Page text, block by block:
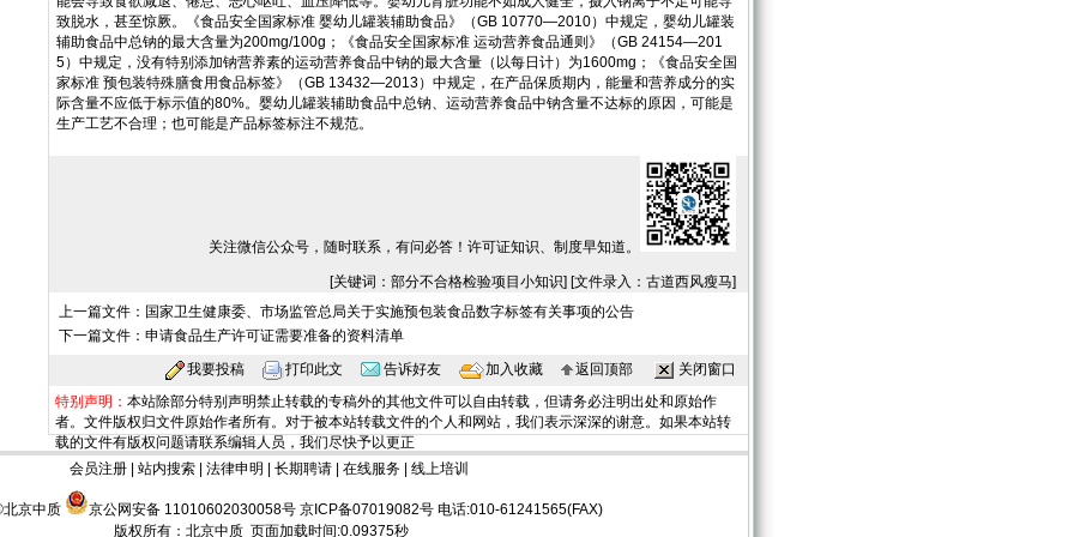
致脱水，甚至惊厥。《食品安全国家标准 婴幼儿罐装辅助食品》（GB 10770—2010）中规定，婴幼儿罐装
辅助食品中总钠的最大含量为200mg/100g；《食品安全国家标准 运动营养食品通则》（GB 24154—201
5）中规定，没有特别添加钠营养素的运动营养食品中钠的最大含量（以每日计）为1600mg；《食品安全国
家标准 预包装特殊膳食用食品标签》（GB 13432—2013）中规定，在产品保质期内，能量和营养成分的实
际含量不应低于标示值的80%。婴幼儿罐装辅助食品中总钠、运动营养食品中钠含量不达标的原因，可能是
生产工艺不合理；也可能是产品标签标注不规范。
关注微信公众号，随时联系，有问必答！许可证知识、制度早知道。
[关键词：部分不合格检验项目小知识] [文件录入：古道西风瘦马]
上一篇文件： 国家卫生健康委、市场监管总局关于实施预包装食品数字标签有关事项的公告
下一篇文件： 申请食品生产许可证需要准备的资料清单
我要投稿 打印此文 告诉好友 加入收藏 返回顶部
关闭窗口
特别声明： 本站除部分特别声明禁止转载的专稿外的其他文件可以自由转载，但请务必注明出处和原始作
者。文件版权归文件原始作者所有。对于被本站转载文件的个人和网站，我们表示深深的谢意。如果本站转
载的文件有版权问题请联系编辑人员，我们尽快予以更正
会员注册| 站内搜索| 法律申明 长期聘请| 在线服务| 线上培训
京中质 京公网安备 11010602030058号京ICP备07019082号 电话:010-61241565(FAX)
版权所有： 北京中质 页面加载时间:0.09375秒